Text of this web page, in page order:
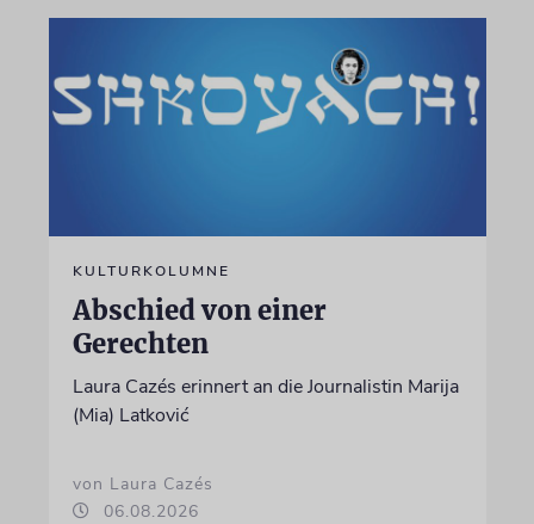
KULTURKOLUMNE
Abschied von einer
Gerechten
Laura Cazés erinnert an die Journalistin Marija
(Mia) Latković
von Laura Cazés
06.08.2026